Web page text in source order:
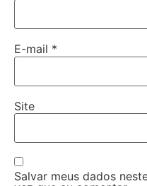
E-mail *
Site
Salvar meus dados